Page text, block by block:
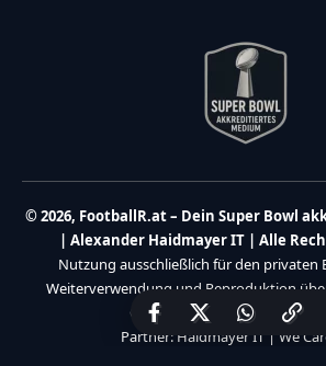
© 2026, FootballR.at – Dein Super Bowl
| Alexander Haidmayer IT | Alle
Nutzung ausschließlich für den privaten
Weiterverwendung und Reproduktion
Gebrauch hinaus ist nicht
Partner: Haidmayer IT | We